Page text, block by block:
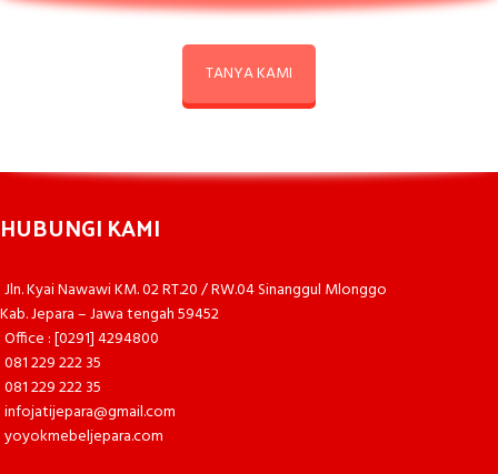
TANYA KAMI
HUBUNGI KAMI
Jln. Kyai Nawawi KM. 02 RT.20 / RW.04 Sinanggul Mlonggo
Kab. Jepara – Jawa tengah 59452
Office : [0291] 4294800
081 229 222 35
081 229 222 35
infojatijepara@gmail.com
yoyokmebeljepara.com